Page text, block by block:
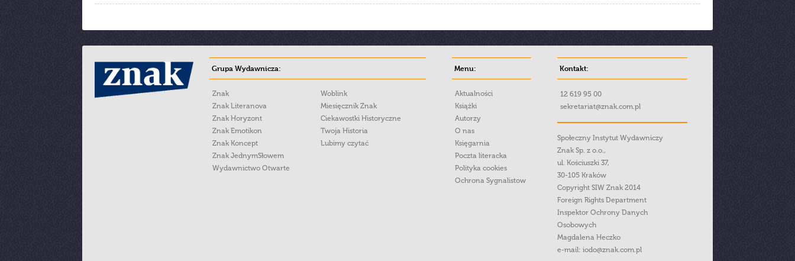
Grupa Wydawnicza:
Znak
Znak Literanova
Znak Horyzont
Znak Emotikon
Znak Koncept
Znak JednymSłowem
Wydawnictwo Otwarte
Woblink
Miesięcznik Znak
Ciekawostki Historyczne
Twoja Historia
Lubimy czytać
Menu:
Aktualności
Książki
Autorzy
O nas
Księgarnia
Poczta literacka
Polityka cookies
Ochrona Sygnalistow
Kontakt:
12 619 95 00
sekretariat@znak.com.pl
Społeczny Instytut Wydawniczy
Znak Sp. z o.o.,
ul. Kościuszki 37,
30-105 Kraków
Copyright SIW Znak 2014
Foreign Rights Department
Inspektor Ochrony Danych
Osobowych
Magdalena Heczko
e-mail: iodo@znak.com.pl